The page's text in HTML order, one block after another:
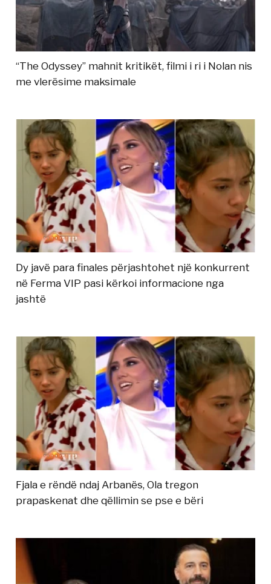
“The Odyssey” mahnit kritikët, filmi i ri i Nolan nis
me vlerësime maksimale
Dy javë para finales përjashtohet një konkurrent
në Ferma VIP pasi kërkoi informacione nga
jashtë
Fjala e rëndë ndaj Arbanës, Ola tregon
prapaskenat dhe qëllimin se pse e bëri